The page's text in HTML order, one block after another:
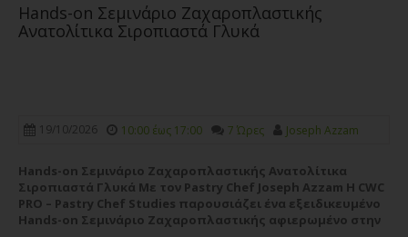
Hands-on Σεμινάριο Ζαχαροπλαστικής
Ανατολίτικα Σιροπιαστά Γλυκά
19/10/2026 10:00 έως 17:00 7 Ώρες Joseph Azzam
Hands-on Σεμινάριο Ζαχαροπλαστικής Ανατολίτικα
Σιροπιαστά Γλυκά Με τον Pastry Chef Joseph Azzam Η CWC
PRO – Pastry Chef Studies παρουσιάζει ένα εξειδικευμένο
Hands-on Σεμινάριο Ζαχαροπλαστικής αφιερωμένο στην